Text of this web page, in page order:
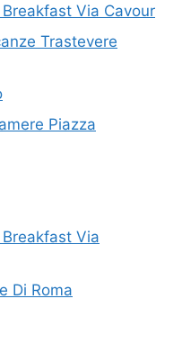
Via Cavour
Trastevere
Piazza
Via
Di Roma